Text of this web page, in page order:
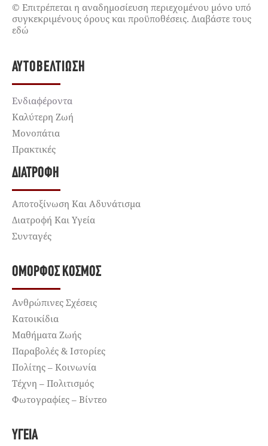
© Επιτρέπεται η αναδημοσίευση περιεχομένου μόνο υπό
συγκεκριμένους όρους και προϋποθέσεις. Διαβάστε τους
εδώ
ΑΥΤΟΒΕΛΤΊΩΣΗ
Ενδιαφέροντα
Καλύτερη Ζωή
Μονοπάτια
Πρακτικές
ΔΙΑΤΡΟΦΉ
Αποτοξίνωση Και Αδυνάτισμα
Διατροφή Και Υγεία
Συνταγές
ΌΜΟΡΦΟΣ ΚΌΣΜΟΣ
Ανθρώπινες Σχέσεις
Κατοικίδια
Μαθήματα Ζωής
Παραβολές & Ιστορίες
Πολίτης – Κοινωνία
Τέχνη – Πολιτισμός
Φωτογραφίες – Βίντεο
ΥΓΕΊΑ